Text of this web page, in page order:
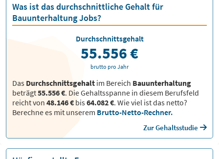
Was ist das durchschnittliche Gehalt für
Bauunterhaltung Jobs?
Das Durchschnittsgehalt im Bereich Bauunterhaltung
beträgt55.556 €. Die Gehaltsspanne in diesem Berufsfeld
reicht von 48.146 € bis64.082 €. Wie viel ist das netto?
Berechne es mit unserem Brutto-Netto-Rechner.
Zur Gehaltsstudie
Durchschnittsgehalt
55.556 €
brutto pro Jahr